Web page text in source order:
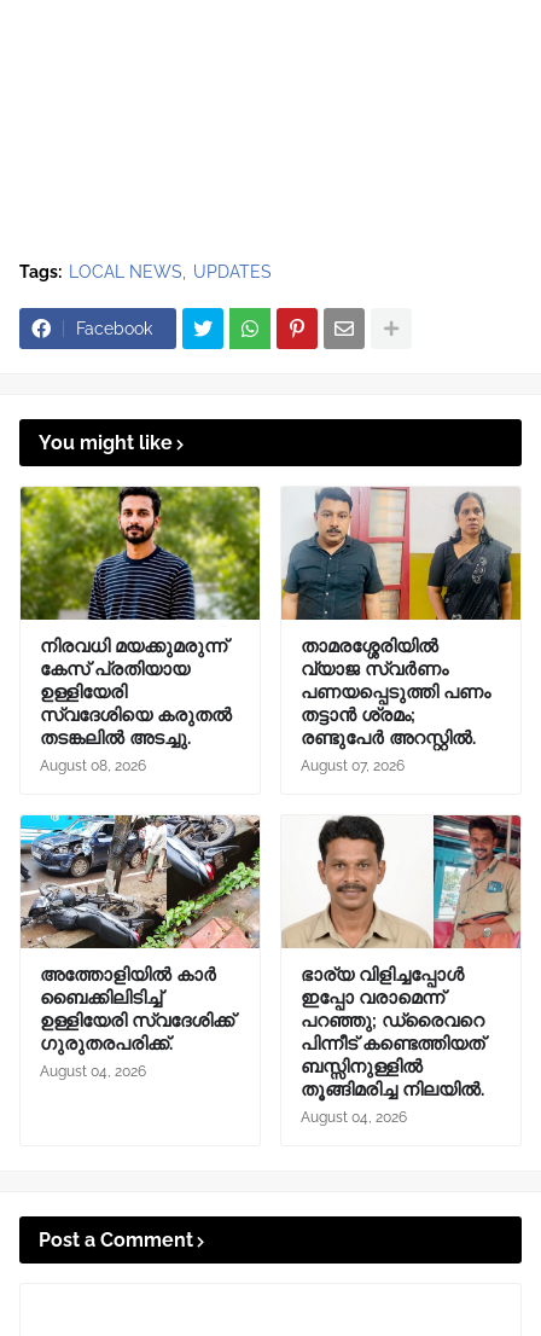
Tags: LOCAL NEWS UPDATES
Facebook
You might like
നിരവധി മയക്കുമരുന്ന്
കേസ് പ്രതിയായ
ഉള്ളിയേരി
സ്വദേശിയെ കരുതൽ
തടങ്കലിൽ അടച്ചു.
August 08, 2026
താമരശ്ശേരിയിൽ
വ്യാജ സ്വർണം
പണയപ്പെടുത്തി പണം
തട്ടാൻ ശ്രമം;
രണ്ടുപേർ അറസ്റ്റിൽ.
August 07, 2026
അത്തോളിയിൽ കാർ
ബൈക്കിലിടിച്ച്
ഉള്ളിയേരി സ്വദേശിക്ക്
ഗുരുതരപരിക്ക്.
August 04, 2026
ഭാര്യ വിളിച്ചപ്പോള്‍
ഇപ്പോ വരാമെന്ന്
പറഞ്ഞു; ഡ്രൈവറെ
പിന്നീട് കണ്ടെത്തിയത്
ബസ്സിനുള്ളില്‍
തൂങ്ങിമരിച്ച നിലയിൽ.
August 04, 2026
Post a Comment